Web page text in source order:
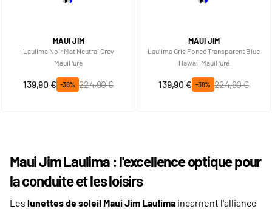
MAUI JIM
Laulima Noir Mat Neutral Grey
MauiPure
Prix spécial
139,90 € -38%
Prix normal
224,90 €
MAUI JIM
Laulima Gris Foncé Transparent Blue
Hawaii MauiPure
Prix spécial
139,90 € -38%
Prix normal
224,90 €
Maui Jim Laulima : l'excellence optique pour
la conduite et les loisirs
Les lunettes de soleil Maui Jim Laulima incarnent l'alliance